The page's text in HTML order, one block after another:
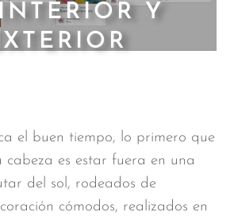
Y
el buen tiempo, lo primero que
cabeza es estar fuera en una
del sol, rodeados de
cómodos, realizados en